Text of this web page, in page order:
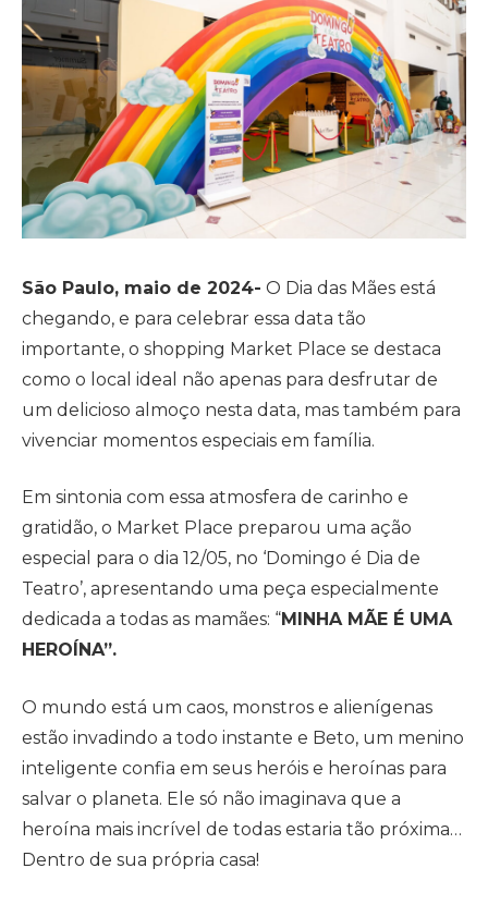
São Paulo, maio de 2024- O Dia das Mães está
chegando, e para celebrar essa data tão
importante, o shopping Market Place se destaca
como o local ideal não apenas para desfrutar de
um delicioso almoço nesta data, mas também para
vivenciar momentos especiais em família.
Em sintonia com essa atmosfera de carinho e
gratidão, o Market Place preparou uma ação
especial para o dia 12/05, no ‘Domingo é Dia de
Teatro’, apresentando uma peça especialmente
dedicada a todas as mamães: “MINHA MÃE É UMA
HEROÍNA”.
O mundo está um caos, monstros e alienígenas
estão invadindo a todo instante e Beto, um menino
inteligente confia em seus heróis e heroínas para
salvar o planeta. Ele só não imaginava que a
heroína mais incrível de todas estaria tão próxima…
Dentro de sua própria casa!